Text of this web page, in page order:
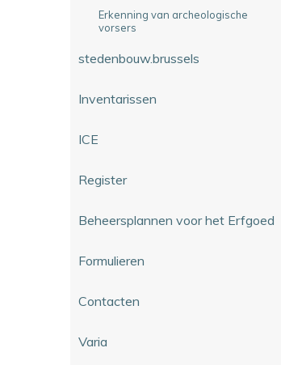
Erkenning van archeologische
vorsers
stedenbouw.brussels
Inventarissen
ICE
Register
Beheersplannen voor het Erfgoed
Formulieren
Contacten
Varia